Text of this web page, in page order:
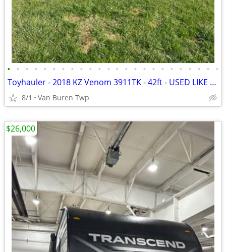
• • • • • • • • • • • • • • • • • • • • • • • •
Toyhauler - 2018 KZ Venom 3911TK - 42ft - USED LIKE NEW - MUST SEE
8/1 Van Buren Twp
$26,000